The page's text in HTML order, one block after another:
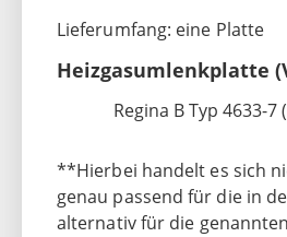
Lieferumfang: eine Platte
Heizgasumlenkplatte
Regina B Typ 4633-
**Hierbei handelt es sich
genau passend für die in
alternativ für die